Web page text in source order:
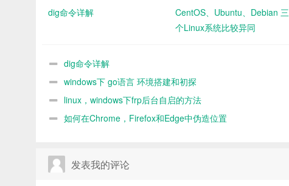
dig命令详解
CentOS、Ubuntu、Debian 三
个Linux系统比较异同
dig命令详解
windows下 go语言 环境搭建和初探
linux，windows下frp后台自启的方法
如何在Chrome，Firefox和Edge中伪造位置
发表我的评论